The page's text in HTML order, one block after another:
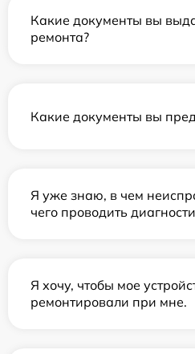
Какие документы вы
ремонта?
Какие документы вы
Я уже знаю, в чем
чего проводить
Я хочу, чтобы мое
ремонтировали при мне.